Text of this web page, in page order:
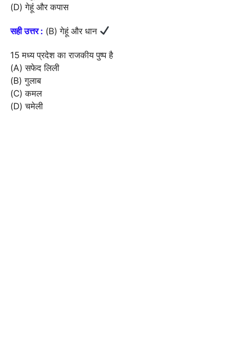
(D) गेहूं और कपास
सही उत्तर : (B) गेहूं और धान
15 मध्य प्रदेश का राजकीय पुष्प है
(A) सफेद लिली
(B) गुलाब
(C) कमल
(D) चमेली